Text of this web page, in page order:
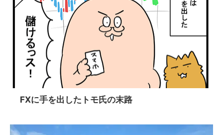
FXに手を出したトモ氏の末路